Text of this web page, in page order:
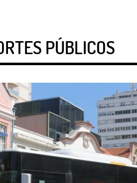
PÚBLICOS